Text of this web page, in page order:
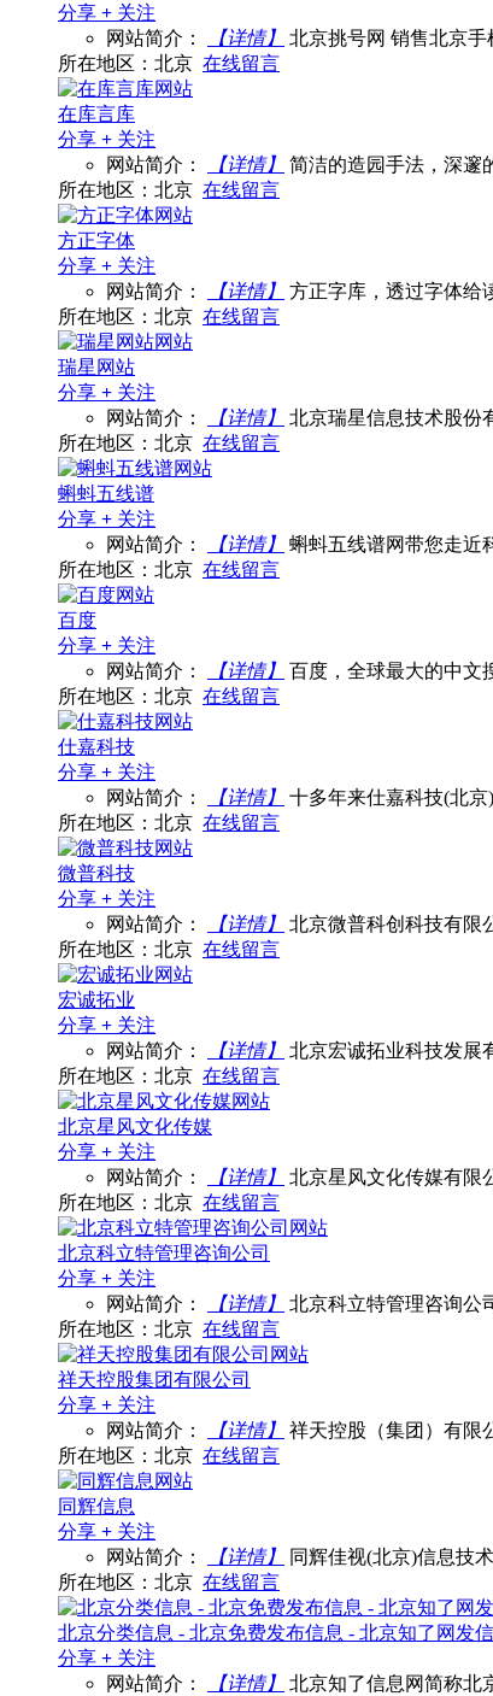
分享 + 关注
网站简介：
【详情】
北京挑号网 销售北京
所在地区：北京 在线留言
在库言库
分享 + 关注
网站简介：
【详情】
简洁的造园手法，深邃
所在地区：北京 在线留言
方正字体
分享 + 关注
网站简介：
【详情】
方正字库，透过字体给
所在地区：北京 在线留言
瑞星网站
分享 + 关注
网站简介：
【详情】
北京瑞星信息技术股份
所在地区：北京 在线留言
蝌蚪五线谱
分享 + 关注
网站简介：
【详情】
蝌蚪五线谱网带您走近
所在地区：北京 在线留言
百度
分享 + 关注
网站简介：
【详情】
百度，全球最大的中文
所在地区：北京 在线留言
仕嘉科技
分享 + 关注
网站简介：
【详情】
十多年来仕嘉科技(北
所在地区：北京 在线留言
微普科技
分享 + 关注
网站简介：
【详情】
北京微普科创科技有限
所在地区：北京 在线留言
宏诚拓业
分享 + 关注
网站简介：
【详情】
北京宏诚拓业科技发展
所在地区：北京 在线留言
北京星风文化传媒
分享 + 关注
网站简介：
【详情】
北京星风文化传媒有限
所在地区：北京 在线留言
北京科立特管理咨询公司
分享 + 关注
网站简介：
【详情】
北京科立特管理咨询公
所在地区：北京 在线留言
祥天控股集团有限公司
分享 + 关注
网站简介：
【详情】
祥天控股（集团）有限
所在地区：北京 在线留言
同辉信息
分享 + 关注
网站简介：
【详情】
同辉佳视(北京)信息技
所在地区：北京 在线留言
北京分类信息 - 北京免费发布信息 - 北京知了网发
分享 + 关注
网站简介：
【详情】 北京知了信息网简称北